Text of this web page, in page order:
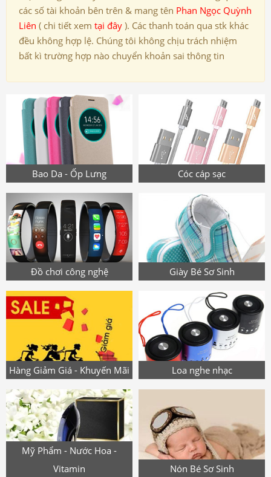
các số tài khoản bên trên & mang tên Phan Ngọc Quỳnh
Liên ( chi tiết xem tại đây ). Các thanh toán qua stk khác
đều không hợp lệ. Chúng tôi không chịu trách nhiệm
bất kì trường hợp nào chuyển khoản sai thông tin
Bao Da - Ốp Lưng Cóc cáp sạc
Đồ chơi công nghệ Giày Bé Sơ Sinh
Hàng Giảm Giá - Khuyến Mãi Loa nghe nhạc
Mỹ Phẩm - Nước Hoa -
Vitamin
Nón Bé Sơ Sinh